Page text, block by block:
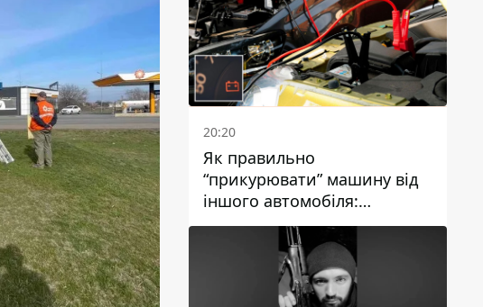
20:20
Як правильно
“прикурювати” машину від
іншого автомобіля:
інструкція для водіїв